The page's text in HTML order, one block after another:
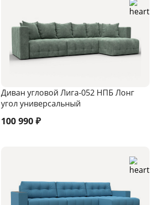
Диван угловой Лига-052 НПБ Лонг
угол универсальный
100 990 ₽